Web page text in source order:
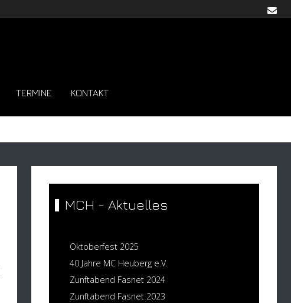
TERMINE KONTAKT
MCH - Aktuelles
Oktoberfest 2025
40 Jahre MC Heuberg e.V.
Zunftabend Fasnet 2024
Zunftabend Fasnet 2023